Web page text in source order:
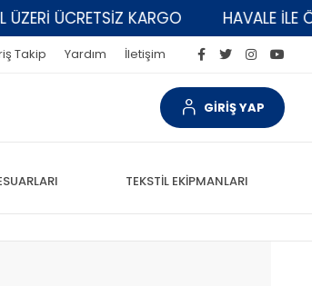
ÜCRETSİZ KARGO HAVALE İLE
Takip Yardım İletişim
GİRİŞ YAP
TEKSTİL EKİPMANLARI